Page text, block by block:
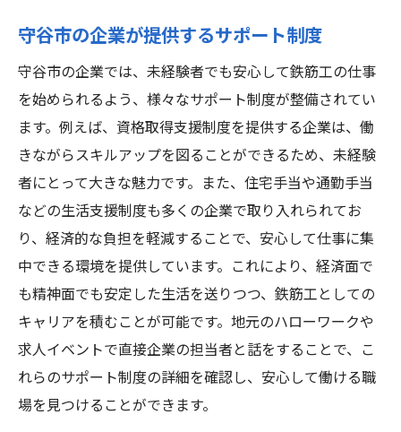
守谷市の企業が提供するサポート制度
守谷市の企業では、未経験者でも安心して鉄筋工の仕事
を始められるよう、様々なサポート制度が整備されてい
ます。例えば、資格取得支援制度を提供する企業は、働
きながらスキルアップを図ることができるため、未経験
者にとって大きな魅力です。また、住宅手当や通勤手当
などの生活支援制度も多くの企業で取り入れられてお
り、経済的な負担を軽減することで、安心して仕事に集
中できる環境を提供しています。これにより、経済面で
も精神面でも安定した生活を送りつつ、鉄筋工としての
キャリアを積むことが可能です。地元のハローワークや
求人イベントで直接企業の担当者と話をすることで、こ
れらのサポート制度の詳細を確認し、安心して働ける職
場を見つけることができます。